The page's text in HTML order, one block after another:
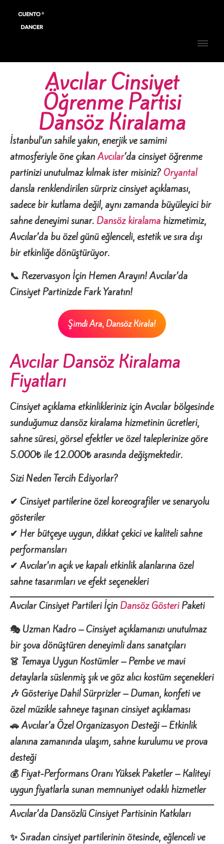
Avcılar Cinsiyet
Öğrenme Partisi
Dansöz Kiralama
İstanbul’un sahile yakın, enerjik ve samimi
atmosferiyle öne çıkanAvcılar’da cinsiyet öğrenme
partinizi unutulmaz kılmak ister misiniz?Oryantal
dansla renklendirilen sürpriz cinsiyet açıklaması,
sadece bir kutlama değil, aynı zamanda büyüleyici bir
sahne deneyimi sunar. Dansöz kiralama hizmetimiz,
Avcılar’da bu özel günü eğlenceli, estetik ve sıra dışı
bir etkinliğe dönüştürüyor.
📞 Rezervasyon İçin Hemen Arayın! Avcılar’da
Cinsiyet Partinizde Fark Yaratın!
Şimdi Ara, Dansöz Kirala!
Avcılar Dansöz Kiralama
Fiyatları
Cinsiyet açıklama etkinlikleriniz için Avcılar bölgesinde
sunduğumuz dansöz kiralama hizmetinin ücretleri,
sahne süresi, görsel efektler ve özel taleplerinize göre
5.000₺ ile 12.000₺ arasında değişmektedir.
Sizi Neden Tercih Ediyorlar?
✔ Cinsiyet partilerine özel koreografiler ve senaryolu
gösteriler
✔ Her bütçeye uygun, dikkatçekici ve kaliteli sahne
performansları
✔ Avcılar’ın açık ve kapalı etkinlik alanlarına özel
sahne tasarımları ve efekt seçenekleri
Avcılar Cinsiyet Partileri İçin Dansöz GösteriPaketi
🎭 Uzman Kadro – Cinsiyet açıklamanızı unutulmaz
bir şova dönüştüren deneyimli dans sanatçıları
👗 Temaya Uygun Kostümler – Pembe ve mavi
detaylarla süslenmiş şık ve göz alıcı kostüm seçenekleri
🎶 Gösteriye Dahil Sürprizler – Duman, konfeti ve
özel müzikle sahneye taşınan cinsiyet açıklaması
🚗 Avcılar’a Özel Organizasyon Desteği – Etkinlik
alanına zamanında ulaşım, sahne kurulumu ve prova
desteği
💰 Fiyat-Performans Oranı Yüksek Paketler – Kaliteyi
uygun fiyatlarla sunan memnuniyet odaklı hizmetler
Avcılar’da Dansözlü Cinsiyet Partisinin Katkıları
✨ Sıradan cinsiyet partilerinin ötesinde, eğlenceli ve